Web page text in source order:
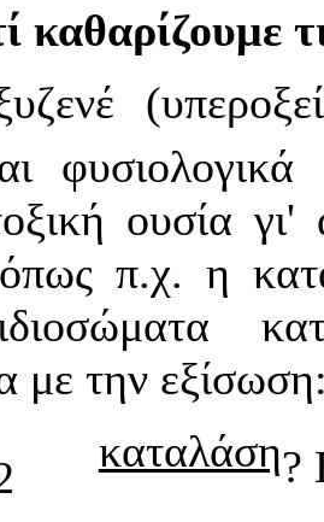
καθαρίζουμε
ουσία γι'
π.χ. η
με την
καταλάση?